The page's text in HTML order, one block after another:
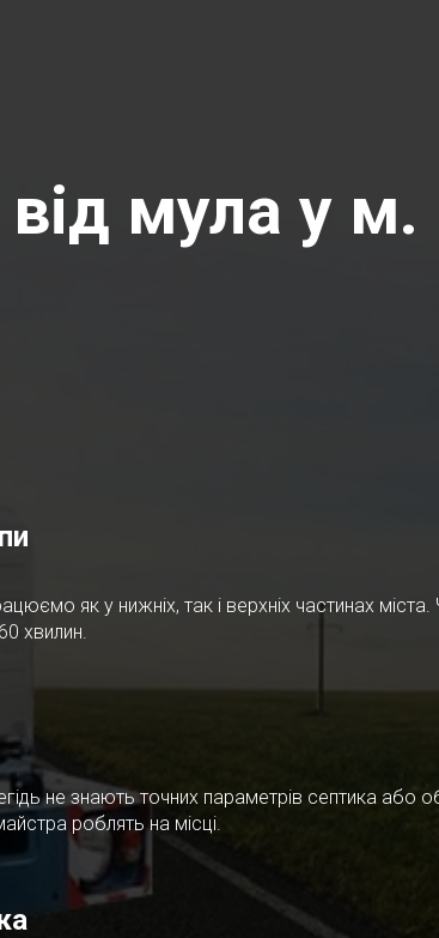
мула у м.
як у нижніх, так і верхніх частинах
хвилин.
не знають точних параметрів септика або
роблять на місці.